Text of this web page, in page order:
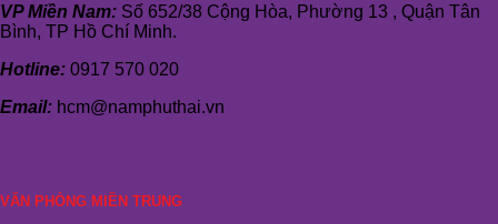
VP Miền Nam: Số 652/38 Cộng Hòa, Phường 13 , Quận Tân
Bình, TP Hồ Chí Minh.
Hotline: 0917 570 020
Email: hcm@namphuthai.vn
VĂN PHÒNG MIỀN TRUNG